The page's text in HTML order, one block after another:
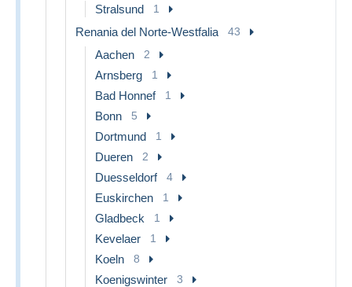
Stralsund 1
Renania del Norte-Westfalia 43
Aachen 2
Arnsberg 1
Bad Honnef 1
Bonn 5
Dortmund 1
Dueren 2
Duesseldorf 4
Euskirchen 1
Gladbeck 1
Kevelaer 1
Koeln 8
Koenigswinter 3